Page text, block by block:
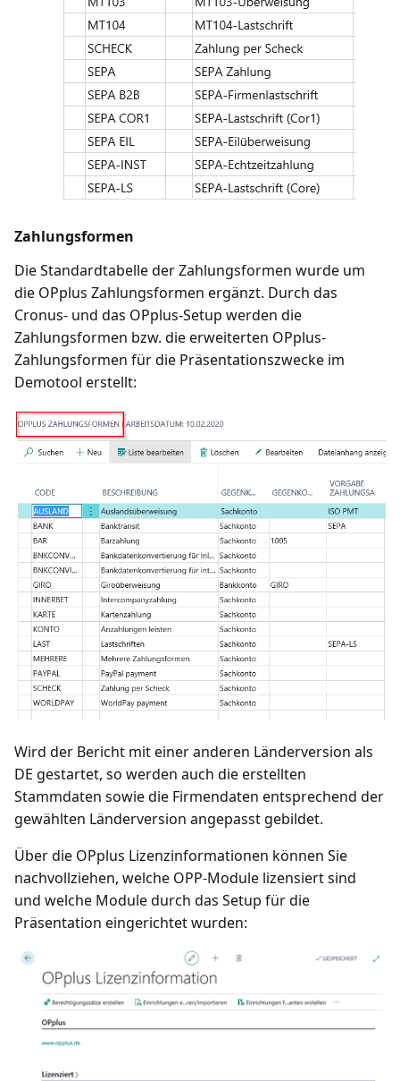
Zahlungsformen
Die Standardtabelle der Zahlungsformen wurde um
die OPplus Zahlungsformen ergänzt. Durch das
Cronus- und das OPplus-Setup werden die
Zahlungsformen bzw. die erweiterten OPplus-
Zahlungsformen für die Präsentationszwecke im
Demotool erstellt:
Wird der Bericht mit einer anderen Länderversion als
DE gestartet, so werden auch die erstellten
Stammdaten sowie die Firmendaten entsprechend der
gewählten Länderversion angepasst gebildet.
Über die OPplus Lizenzinformationen können Sie
nachvollziehen, welche OPP-Module lizensiert sind
und welche Module durch das Setup für die
Präsentation eingerichtet wurden: